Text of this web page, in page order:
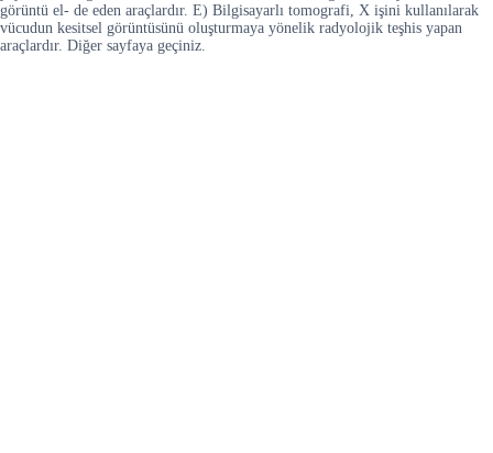
görüntü el- de eden araçlardır. E) Bilgisayarlı tomografi, X işini kullanılarak
vücudun kesitsel görüntüsünü oluşturmaya yönelik radyolojik teşhis yapan
araçlardır. Diğer sayfaya geçiniz.